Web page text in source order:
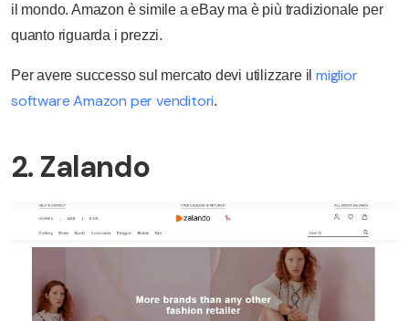
il mondo. Amazon è simile a eBay ma è più tradizionale per
quanto riguarda i prezzi.
Per avere successo sul mercato devi utilizzare il miglior
software Amazon per venditori.
2. Zalando